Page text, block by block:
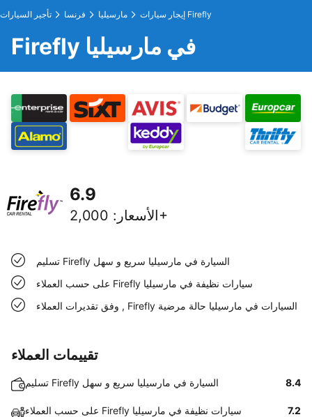
تأجير السيارات فرنسا مارسيليا إيجار سيارات Firefly
Firefly في مارسيليا
6.9
الأسعار : 2,000+
تسليم Firefly السيارة في مارسيليا سريع و سهل
على حسب العملاء Firefly سيارات نظيفة في مارسيليا
وفق تقديرات العملاء , Firefly السيارات في مارسيليا حالة مرضية
تقييمات العملاء
تسليم Firefly السيارة في مارسيليا سريع و سهل 8.4
على حسب العملاء Firefly سيارات نظيفة في مارسيليا 7.2